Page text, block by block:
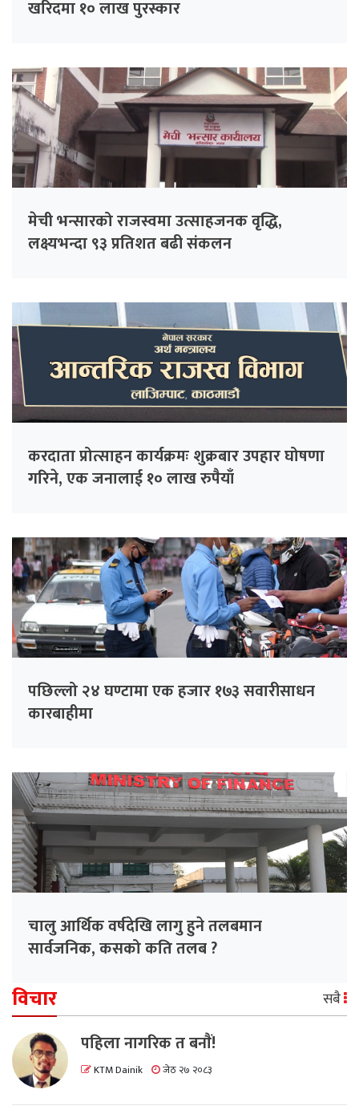
खरिदमा १० लाख पुरस्कार
मेची भन्सारको राजस्वमा उत्साहजनक वृद्धि,
लक्ष्यभन्दा ९३ प्रतिशत बढी संकलन
करदाता प्रोत्साहन कार्यक्रमः शुक्रबार उपहार घोषणा
गरिने, एक जनालाई १० लाख रुपैयाँ
पछिल्लो २४ घण्टामा एक हजार १७३ सवारीसाधन
कारबाहीमा
चालु आर्थिक वर्षदेखि लागु हुने तलबमान
सार्वजनिक, कसको कति तलब ?
विचार सबै
पहिला नागरिक त बनाैं!
KTM Dainik जेठ २७ २०८३